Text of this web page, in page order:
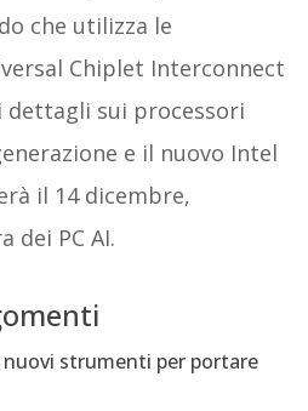
che utilizza le
Chiplet Interconnect
dettagli sui processori
e il nuovo Intel
il 14 dicembre,
dei PC AI.
nuovi strumenti per portare